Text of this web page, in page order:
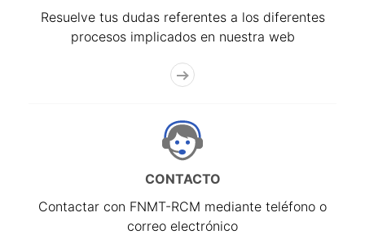
Resuelve tus dudas referentes a los diferentes
procesos implicados en nuestra web
CONTACTO
Contactar con FNMT-RCM mediante teléfono o
correo electrónico